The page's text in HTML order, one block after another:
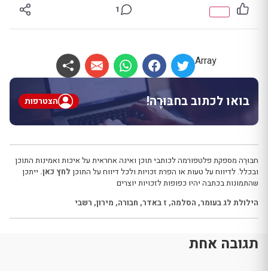
1
Array
בואו לכתוב בחבּוּרֶה! הצטרפות
חבּוּרֶה מספקת פלטפורמה לכותבי תוכן ואינה אחראית על איכות ואמינות התוכן
ובכלל. לדיווח על טעות או הפרת זכויות ולכל דיווח על התוכן לחץ כאן. ייתכן
שהתמונות בכתבה יהיו כפופות לזכויות יוצרים
הילולת לג בעומר, הסלמה, ז באדר, חבורה, מירון, רשבי
תגובה אחת